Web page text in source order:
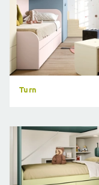
Turn